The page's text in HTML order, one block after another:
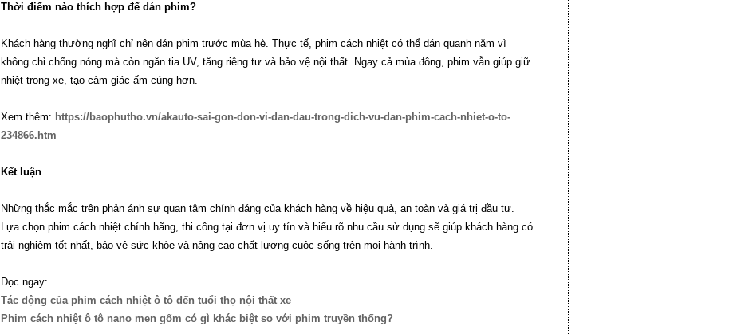
Thời điểm nào thích hợp để dán phim?
Khách hàng thường nghĩ chỉ nên dán phim trước mùa hè. Thực tế, phim cách nhiệt có thể dán quanh năm vì
không chỉ chống nóng mà còn ngăn tia UV, tăng riêng tư và bảo vệ nội thất. Ngay cả mùa đông, phim vẫn giúp giữ
nhiệt trong xe, tạo cảm giác ấm cúng hơn.
Xem thêm: https://baophutho.vn/akauto-sai-gon-don-vi-dan-dau-trong-dich-vu-dan-phim-cach-nhiet-o-to-
234866.htm
Kết luận
Những thắc mắc trên phản ánh sự quan tâm chính đáng của khách hàng về hiệu quả, an toàn và giá trị đầu tư.
Lựa chọn phim cách nhiệt chính hãng, thi công tại đơn vị uy tín và hiểu rõ nhu cầu sử dụng sẽ giúp khách hàng có
trải nghiệm tốt nhất, bảo vệ sức khỏe và nâng cao chất lượng cuộc sống trên mọi hành trình.
Đọc ngay:
Tác động của phim cách nhiệt ô tô đến tuổi thọ nội thất xe
Phim cách nhiệt ô tô nano men gốm có gì khác biệt so với phim truyền thống?